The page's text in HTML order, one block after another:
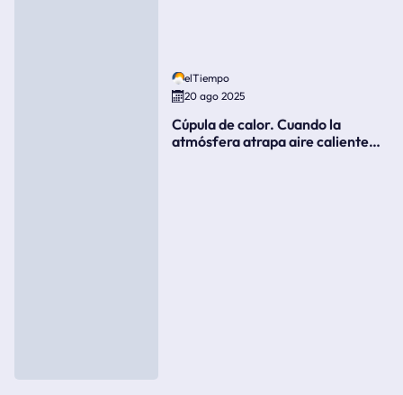
elTiempo
20 ago 2025
Cúpula de calor. Cuando la
atmósfera atrapa aire caliente